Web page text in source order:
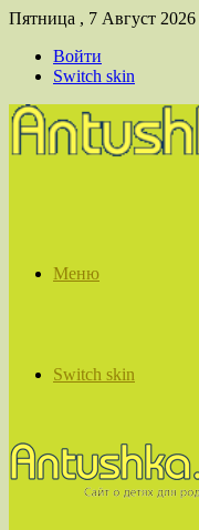
Пятница , 7 Август 2026
Войти
Switch skin
Меню
Switch skin